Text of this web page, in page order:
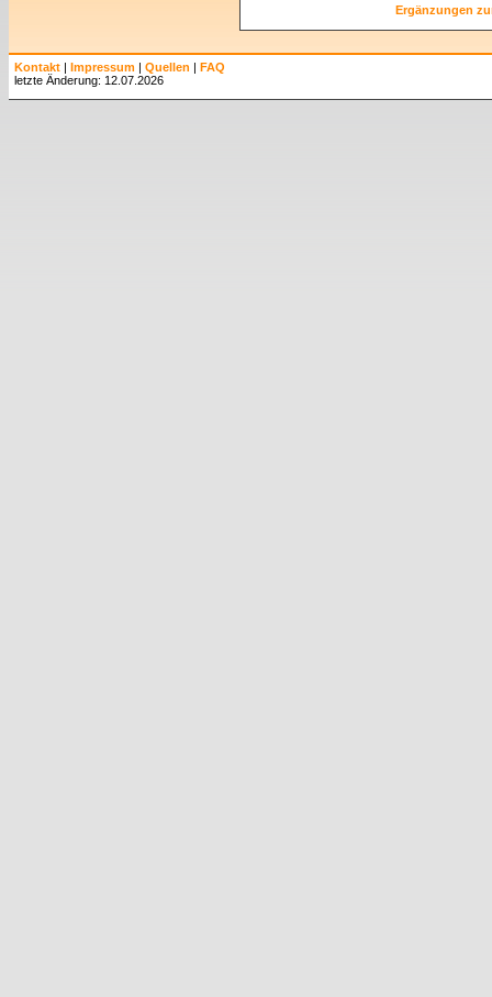
Ergänzungen
Kontakt | Impressum | Quellen | FAQ
letzte Änderung: 12.07.2026